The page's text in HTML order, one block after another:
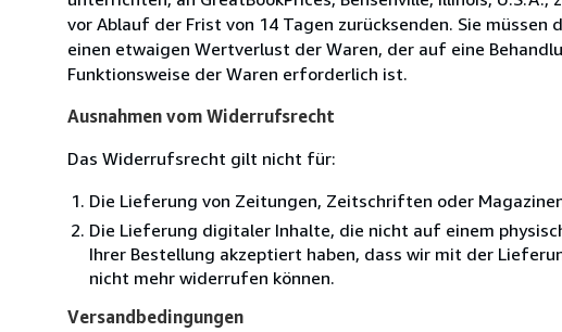
vor Ablauf der Frist von 14 Tagen zurücksenden. Sie
einen etwaigen Wertverlust der Waren, der auf eine
Funktionsweise der Waren erforderlich ist.
Ausnahmen vom Widerrufsrecht
Das Widerrufsrecht gilt nicht für:
Die Lieferung von Zeitungen, Zeitschriften oder
Die Lieferung digitaler Inhalte, die nicht auf einem
Ihrer Bestellung akzeptiert haben, dass wir mit der
nicht mehr widerrufen können.
Versandbedingungen